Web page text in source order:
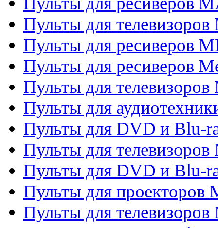
Пульты для телевизоров
Пульты для ресиверов
Пульты для ресиверов
Пульты для телевизоров
Пульты для
Пульты для DVD и Blu-
Пульты для
Пульты для DVD и Blu-
Пульты для проекторов
Пульты для